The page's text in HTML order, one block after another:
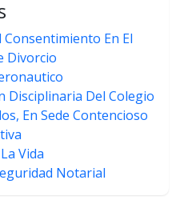
Consentimiento En El
Divorcio
Disciplinaria Del Colegio
En Sede Contencioso
Vida
Notarial